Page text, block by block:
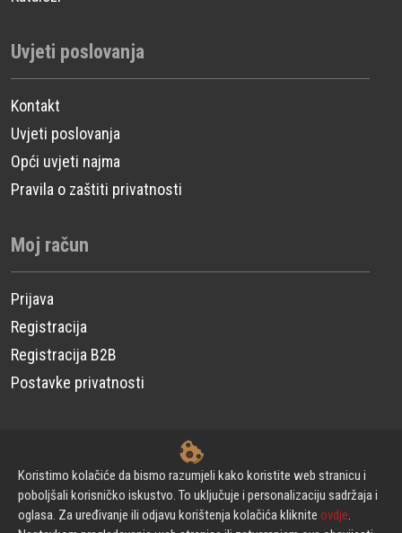
Uvjeti poslovanja
Kontakt
Uvjeti poslovanja
Opći uvjeti najma
Pravila o zaštiti privatnosti
Moj račun
Prijava
Registracija
Registracija B2B
Koristimo kolačiće da bismo razumjeli kako koristite web stranicu i
poboljšali korisničko iskustvo. To uključuje i personalizaciju sadržaja i
oglasa. Za uređivanje ili odjavu korištenja kolačića kliknite ovdje.
Postavke privatnosti
© CP Power Technique d.o.o. - Sva prava pridržana.
Izrada web stranica